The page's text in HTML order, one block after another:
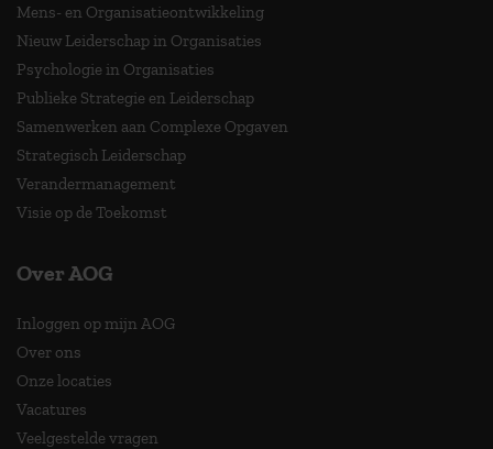
Mens- en Organisatieontwikkeling
Nieuw Leiderschap in Organisaties
Psychologie in Organisaties
Publieke Strategie en Leiderschap
Samenwerken aan Complexe Opgaven
Strategisch Leiderschap
Verandermanagement
Visie op de Toekomst
Over AOG
Inloggen op mijn AOG
Over ons
Onze locaties
Vacatures
Veelgestelde vragen